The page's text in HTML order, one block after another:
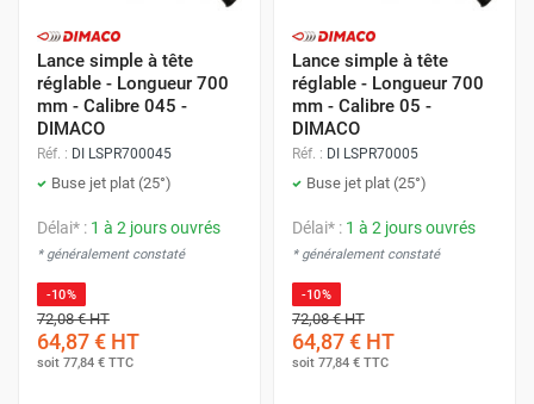
Lance simple à tête
réglable - Longueur 700
mm - Calibre 045 -
DIMACO
Réf. : DI LSPR700045
Buse jet plat (25°)
Délai* : 1 à 2 jours ouvrés
* généralement constaté
-10%
72,08 €HT
64,87 € HT
soit 77,84 € TTC
Lance simple à tête
réglable - Longueur 700
mm - Calibre 05 -
DIMACO
Réf. : DI LSPR70005
Buse jet plat (25°)
Délai* : 1 à 2 jours ouvrés
* généralement constaté
-10%
72,08 €HT
64,87 € HT
soit 77,84 € TTC